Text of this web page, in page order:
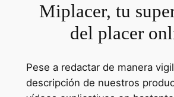
Miplacer, tu
del placer
Pese a redactar de manera
descripción de nuestros